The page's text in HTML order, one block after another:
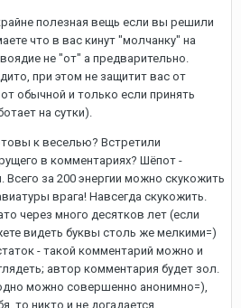
полезная вещь если вы решили
что в вас кинут "молчанку" на
не "от" а предварительно.
при этом не защитит вас от
обычной и только если принять
на сутки).
к веселью? Встретили
в комментариях? Шёпот -
за 200 энергии можно скукожить
врага! Навсегда скукожить.
через много десятков лет (если
видеть буквы столь же мелкими=)
- такой комментарий можно и
автор комментария будет зол.
можно совершенно анонимно=),
то никто и не догадается.